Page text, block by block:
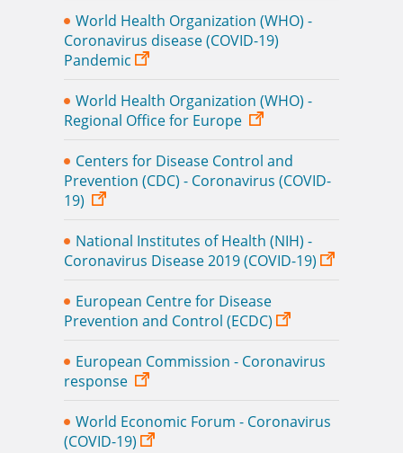
World Health Organization (WHO) -
Coronavirus disease (COVID-19)
Pandemic
World Health Organization (WHO) -
Regional Office for Europe
Centers for Disease Control and
Prevention (CDC) - Coronavirus (COVID-
19)
National Institutes of Health (NIH) -
Coronavirus Disease 2019 (COVID-19)
Εuropean Centre for Disease
Prevention and Control (ECDC)
European Commission - Coronavirus
response
World Economic Forum - Coronavirus
(COVID-19)